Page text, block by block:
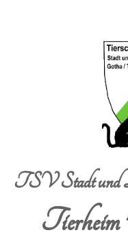
TSV Stadt und